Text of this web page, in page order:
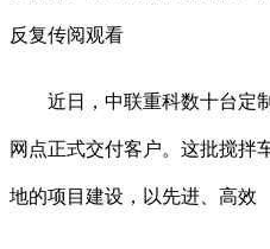
反复传阅观看
近日，中联重科数十台定制
网点正式交付客户。这批搅拌
地的项目建设，以先进、高效